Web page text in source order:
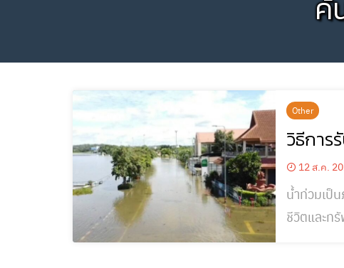
Other
วิธีการ
12 ส.ค.
น้ำท่วมเป็
ชีวิตและท